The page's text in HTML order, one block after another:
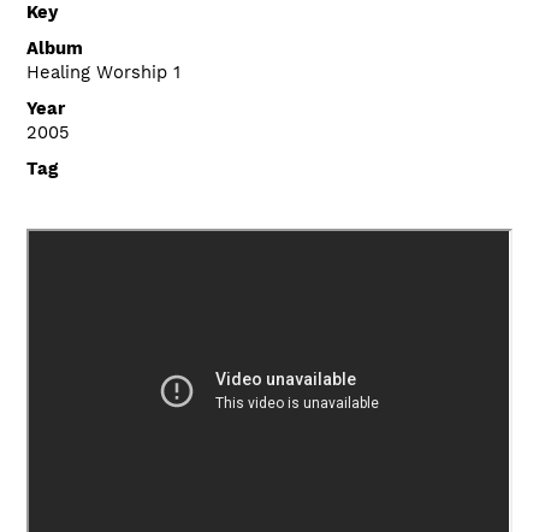
Key
Album
Healing Worship 1
Year
2005
Tag